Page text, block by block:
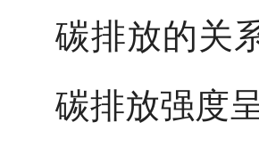
碳排放的关
碳排放强度